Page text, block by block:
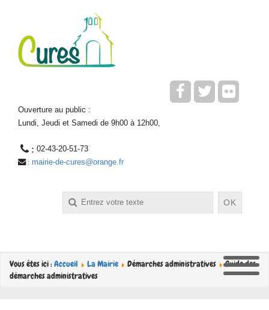
Ouverture au public :
Lundi, Jeudi et Samedi de 9h00 à 12h00,
: 02-43-20-51-73
: mairie-de-cures@orange.fr
OK
Vous êtes ici :Accueil La Mairie Démarches administratives
Guide des
démarches administratives